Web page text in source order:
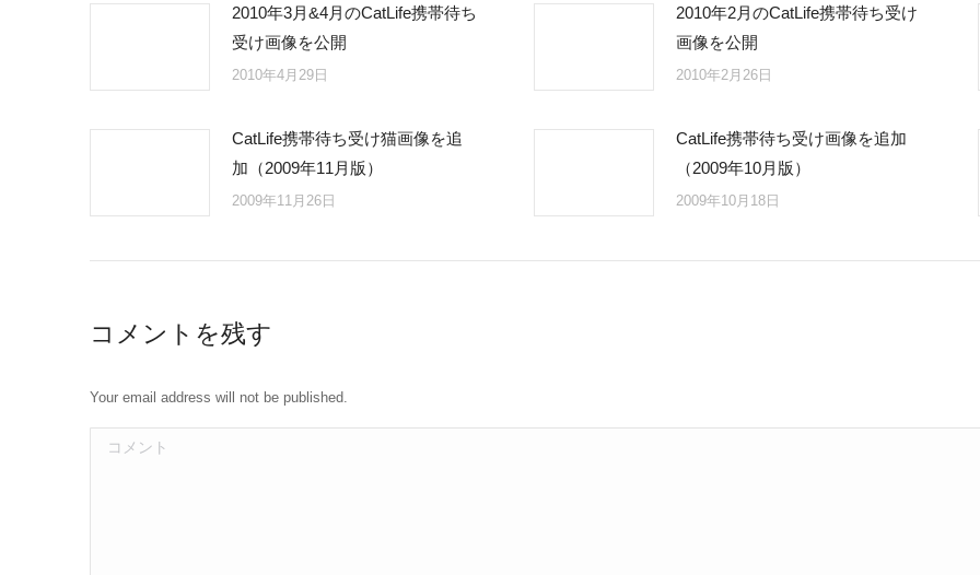
2010年3月&4月のCatLife携帯待ち
受け画像を公開
2010年4月29日
2010年2月のCatLife携帯待ち受け
画像を公開
2010年2月26日
CatLife携帯待ち受け猫画像を追
加（2009年11月版）
2009年11月26日
CatLife携帯待ち受け画像を追加
（2009年10月版）
2009年10月18日
コメントを残す
Your email address will not be published.
コメント